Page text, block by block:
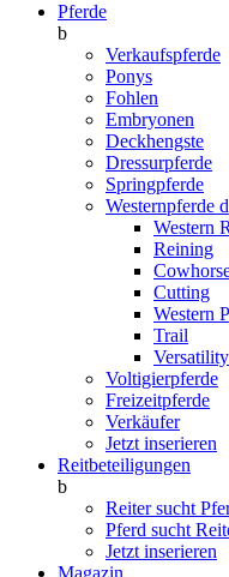
Pferde
b
Verkaufspferde
Ponys
Fohlen
Embryonen
Deckhengste
Dressurpferde
Springpferde
Westernpferde d
Western
Reining
Cutting
Western
Trail
Voltigierpferde
Freizeitpferde
Verkäufer
Jetzt inserieren
Reitbeteiligungen
b
Reiter sucht
Pferd sucht
Jetzt inserieren
Magazin